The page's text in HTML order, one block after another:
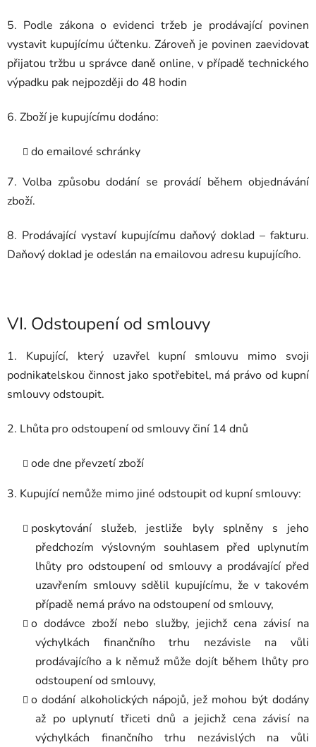
5. Podle zákona o evidenci tržeb je prodávající povinen
vystavit kupujícímu účtenku. Zároveň je povinen zaevidovat
přijatou tržbu u správce daně online, v případě technického
výpadku pak nejpozději do 48 hodin
6. Zboží je kupujícímu dodáno:
do emailové schránky
7.Volba způsobu dodání se provádí během objednávání
zboží.
8. Prodávající vystaví kupujícímu daňový doklad – fakturu.
Daňový doklad je odeslán na emailovou adresu kupujícího.
VI. Odstoupení od smlouvy
1. Kupující, který uzavřel kupní smlouvu mimo svoji
podnikatelskou činnost jako spotřebitel, má právo od kupní
smlouvy odstoupit.
2. Lhůta pro odstoupení od smlouvy činí 14 dnů
ode dne převzetí zboží
3. Kupující nemůže mimo jiné odstoupit od kupní smlouvy:
poskytování služeb, jestliže byly splněny s jeho
předchozím výslovným souhlasem před uplynutím
lhůty pro odstoupení od smlouvy a prodávající před
uzavřením smlouvy sdělil kupujícímu, že v takovém
případě nemá právo na odstoupení od smlouvy,
o dodávce zboží nebo služby, jejichž cena závisí na
výchylkách finančního trhu nezávisle na vůli
prodávajícího a k němuž může dojít během lhůty pro
odstoupení od smlouvy,
o dodání alkoholických nápojů, jež mohou být dodány
až po uplynutí třiceti dnů a jejichž cena závisí na
výchylkách finančního trhu nezávislých na vůli